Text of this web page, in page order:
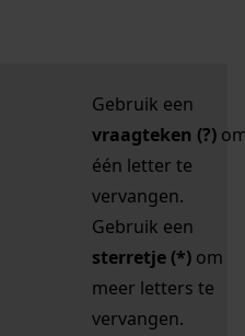
Gebruik een
vraagteken (?)
één letter te
vervangen.
Gebruik een
sterretje (*) om
meer letters te
vervangen.